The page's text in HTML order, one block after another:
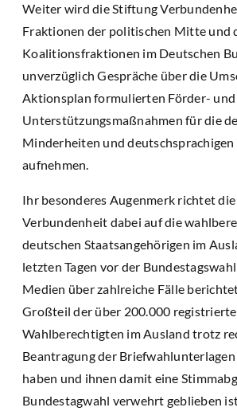
Weiter wird die Stiftung
Fraktionen der politischen Mitte und
Koalitionsfraktionen im Deutschen
unverzüglich Gespräche über die
Aktionsplan formulierten Förder- und
Unterstützungsmaßnahmen für die
Minderheiten und deutschsprachigen
aufnehmen.
Ihr besonderes Augenmerk richtet
Verbundenheit dabei auf die
deutschen Staatsangehörigen im
letzten Tagen vor der
Medien über zahlreiche Fälle
Großteil der über 200.000
Wahlberechtigten im Ausland trotz
Beantragung der
haben und ihnen damit eine
Bundestagwahl verwehrt geblieben